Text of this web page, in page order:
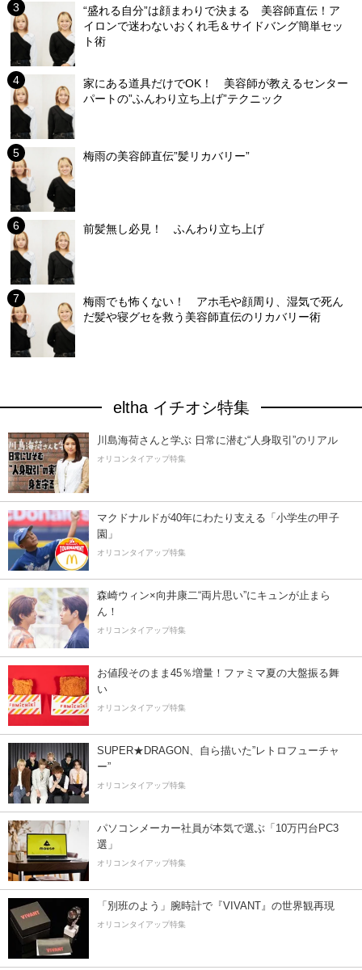
“盛れる自分”は顔まわりで決まる 美容師直伝！ア
イロンで迷わないおくれ毛＆サイドバング簡単セッ
ト術
家にある道具だけでOK！ 美容師が教えるセンター
パートの”ふんわり立ち上げ”テクニック
梅雨の美容師直伝”髪リカバリー”
前髪無し必見！ ふんわり立ち上げ
梅雨でも怖くない！ アホ毛や顔周り、湿気で死ん
だ髪や寝グセを救う美容師直伝のリカバリー術
eltha イチオシ特集
川島海荷さんと学ぶ 日常に潜む“人身取引”のリアル
オリコンタイアップ特集
マクドナルドが40年にわたり支える「小学生の甲子
園」
オリコンタイアップ特集
森崎ウィン×向井康二“両片思い”にキュンが止まら
ん！
オリコンタイアップ特集
お値段そのまま45％増量！ファミマ夏の大盤振る舞
い
オリコンタイアップ特集
SUPER★DRAGON、自ら描いた”レトロフューチャ
ー”
オリコンタイアップ特集
パソコンメーカー社員が本気で選ぶ「10万円台PC3
選」
オリコンタイアップ特集
「別班のよう」腕時計で『VIVANT』の世界観再現
オリコンタイアップ特集